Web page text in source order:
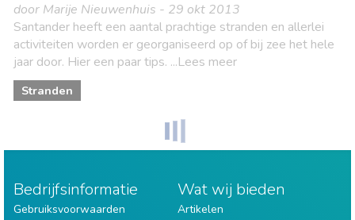
door Marije Nieuwenhuis - 29 okt 2013
Santander heeft een aantal prachtige stranden en allerlei
activiteiten worden er georganiseerd op of bij zee het hele
jaar door. Hier een paar tips. ...Lees meer
Stranden
Bedrijfsinformatie
Gebruiksvoorwaarden
Wat wij bieden
Artikelen